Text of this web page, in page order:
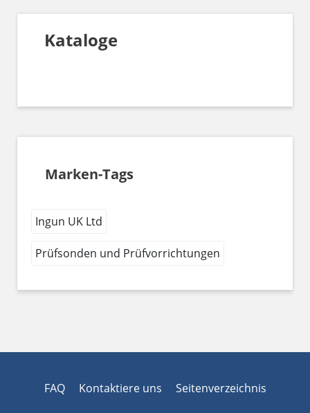
Kataloge
Marken-Tags
Ingun UK Ltd
Prüfsonden und Prüfvorrichtungen
FAQ Kontaktiere uns Seitenverzeichnis